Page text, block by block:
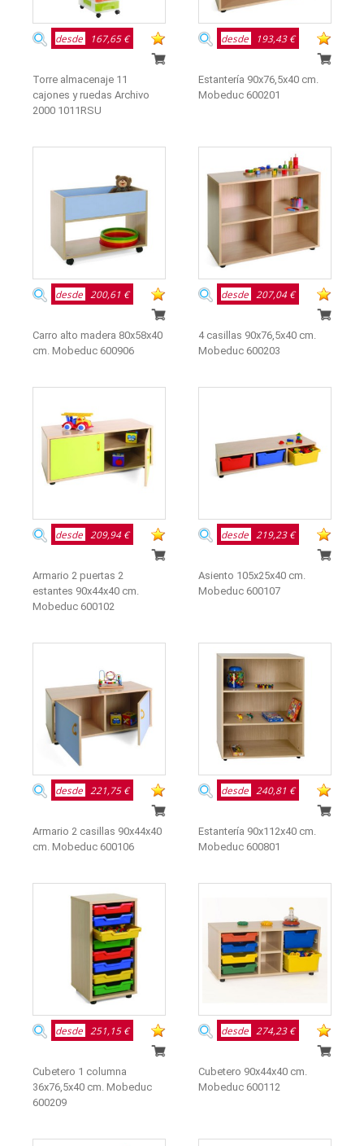
desde 167,65 €
Torre almacenaje 11
cajones y ruedas Archivo
2000 1011RSU
desde 193,43 €
Estantería 90x76,5x40 cm.
Mobeduc 600201
desde 200,61 €
Carro alto madera 80x58x40
cm. Mobeduc 600906
desde 207,04 €
4 casillas 90x76,5x40 cm.
Mobeduc 600203
desde 209,94 €
Armario 2 puertas 2
estantes 90x44x40 cm.
Mobeduc 600102
desde 219,23 €
Asiento 105x25x40 cm.
Mobeduc 600107
desde 221,75 €
Armario 2 casillas 90x44x40
cm. Mobeduc 600106
desde 240,81 €
Estantería 90x112x40 cm.
Mobeduc 600801
desde 251,15 €
Cubetero 1 columna
36x76,5x40 cm. Mobeduc
600209
desde 274,23 €
Cubetero 90x44x40 cm.
Mobeduc 600112